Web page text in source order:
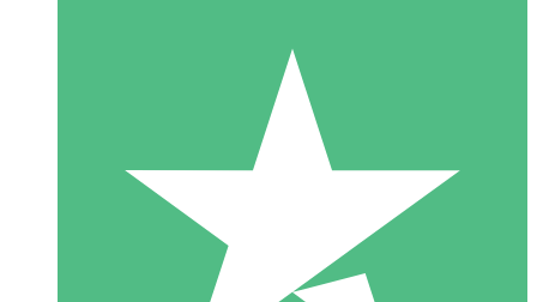
10 Nedladdningar
20 00